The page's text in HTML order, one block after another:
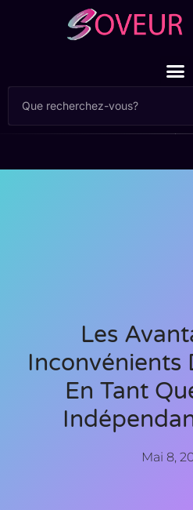
Les
Inconvénients
En Tant
Mai 8,